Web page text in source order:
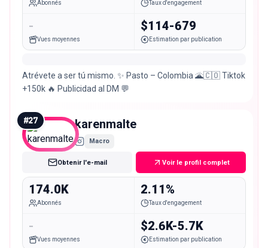
Abonnés Taux d'engagement
-
Vues moyennes
$114-679
Estimation par publication
Atrévete a ser tú mismo. ✨ Pasto – Colombia 🌋🇨🇴 Tiktok
+150k 🔥 Publicidad al DM 💬
#27 karenmalte
Macro
Obtenir l'e-mail Voir le profil complet
174.0K
Abonnés
2.11%
Taux d'engagement
-
Vues moyennes
$2.6K-5.7K
Estimation par publication